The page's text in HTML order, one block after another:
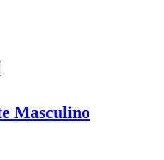
Masculino